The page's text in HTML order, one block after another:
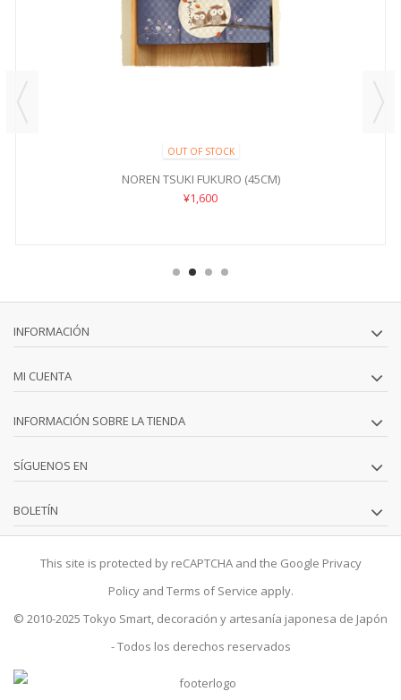
OUT OF STOCK
NOREN TSUKI FUKURO (45CM)
¥1,600
INFORMACIÓN
MI CUENTA
INFORMACIÓN SOBRE LA TIENDA
SÍGUENOS EN
BOLETÍN
This site is protected by reCAPTCHA and the Google Privacy
Policyand Terms of Service apply.
© 2010-2025 Tokyo Smart, decoración y artesanía japonesa de Japón
- Todos los derechos reservados